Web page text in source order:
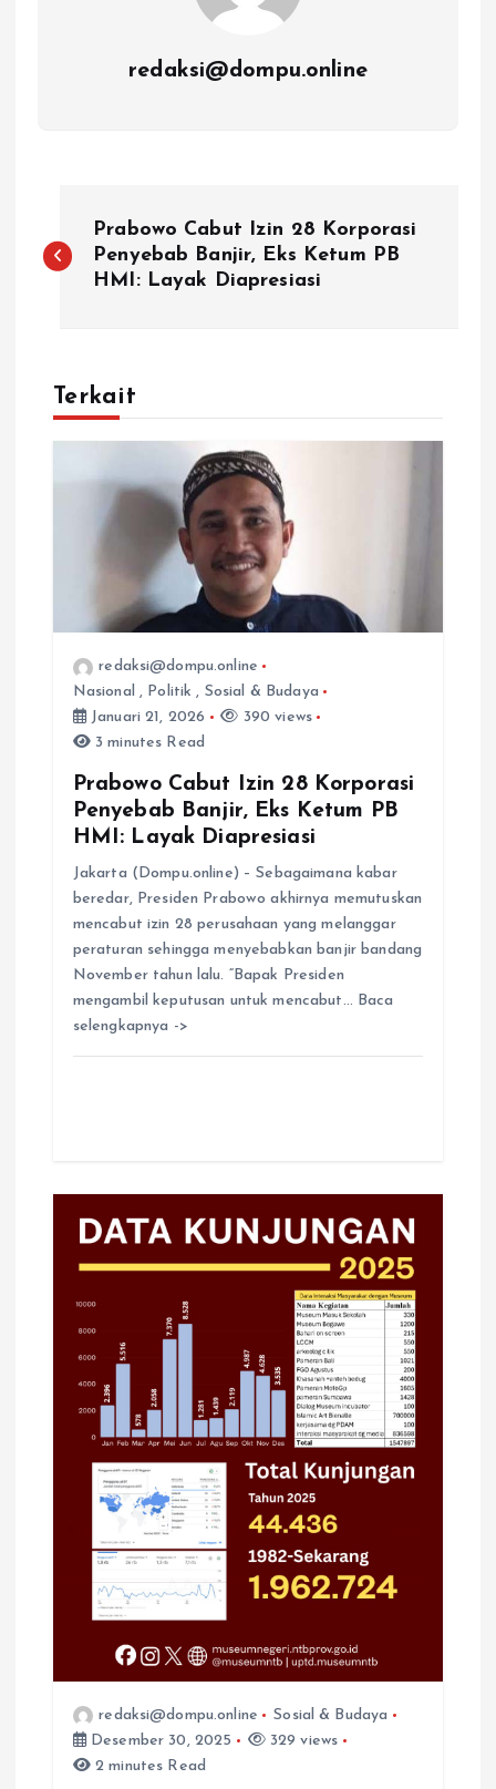
redaksi@dompu.online
a
g
p
Prabowo Cabut Izin 28 Korporasi
Penyebab Banjir, Eks Ketum PB
HMI: Layak Diapresiasi
Terkait
redaksi@dompu.online
Nasional , Politik , Sosial & Budaya
Januari 21, 2026
390 views
3 minutes Read
Prabowo Cabut Izin 28 Korporasi
Penyebab Banjir, Eks Ketum PB
HMI: Layak Diapresiasi
Jakarta (Dompu.online) – Sebagaimana kabar
beredar, Presiden Prabowo akhirnya memutuskan
mencabut izin 28 perusahaan yang melanggar
peraturan sehingga menyebabkan banjir bandang
November tahun lalu. “Bapak Presiden
mengambil keputusan untuk mencabut… Baca
selengkapnya ->
redaksi@dompu.online
Sosial & Budaya
Desember 30, 2025
329 views
2 minutes Read